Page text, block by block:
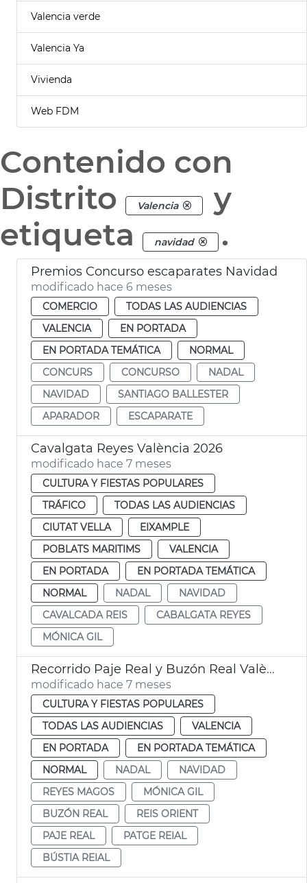
Valencia verde
Valencia Ya
Vivienda
Web FDM
Contenido con
Distrito
Valencia
y
etiqueta
navidad .
Premios Concurso escaparates Navidad
modificado hace 6 meses
COMERCIO
TODAS LAS AUDIENCIAS
VALENCIA
EN PORTADA
EN PORTADA TEMÁTICA
NORMAL
CONCURS
CONCURSO
NADAL
NAVIDAD
SANTIAGO BALLESTER
APARADOR
ESCAPARATE
Cavalgata Reyes València 2026
modificado hace 7 meses
CULTURA Y FIESTAS POPULARES
TRÁFICO
TODAS LAS AUDIENCIAS
CIUTAT VELLA
EIXAMPLE
POBLATS MARITIMS
VALENCIA
EN PORTADA
EN PORTADA TEMÁTICA
NORMAL
NADAL
NAVIDAD
CAVALCADA REIS
CABALGATA REYES
MÓNICA GIL
Recorrido Paje Real y Buzón Real València
modificado hace 7 meses
CULTURA Y FIESTAS POPULARES
TODAS LAS AUDIENCIAS
VALENCIA
EN PORTADA
EN PORTADA TEMÁTICA
NORMAL
NADAL
NAVIDAD
REYES MAGOS
MÓNICA GIL
BUZÓN REAL
REIS ORIENT
PAJE REAL
PATGE REIAL
BÚSTIA REIAL